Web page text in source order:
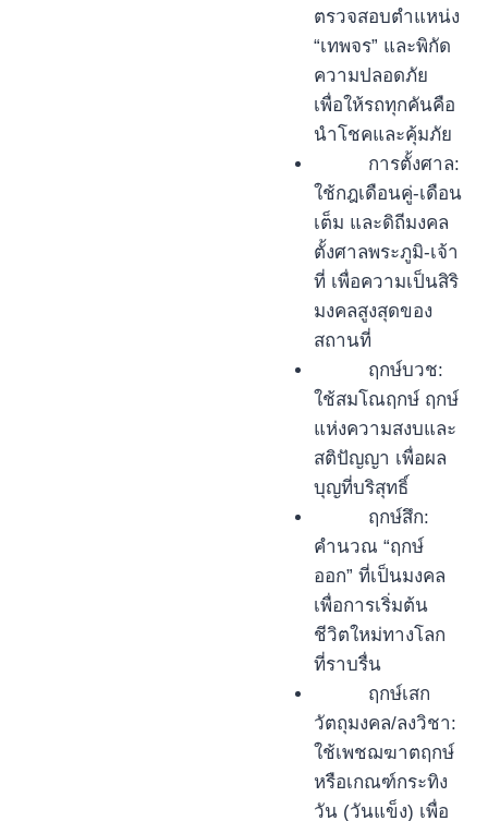
ตรวจสอบตำแหน่ง
“เทพจร” และพิกัด
ความปลอดภัย
เพื่อให้รถทุกคันคือ
นำโชคและคุ้มภัย
การตั้งศาล:
ใช้กฎเดือนคู่-เดือน
เต็ม และดิถีมงคล
ตั้งศาลพระภูมิ-เจ้า
ที่ เพื่อความเป็นสิริ
มงคลสูงสุดของ
สถานที่
ฤกษ์บวช:
ใช้สมโณฤกษ์ ฤกษ์
แห่งความสงบและ
สติปัญญา เพื่อผล
บุญที่บริสุทธิ์
ฤกษ์สึก:
คำนวณ “ฤกษ์
ออก” ที่เป็นมงคล
เพื่อการเริ่มต้น
ชีวิตใหม่ทางโลก
ที่ราบรื่น
ฤกษ์เสก
วัตถุมงคล/ลงวิชา:
ใช้เพชฌฆาตฤกษ์
หรือเกณฑ์กระทิง
วัน (วันแข็ง) เพื่อ